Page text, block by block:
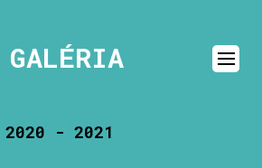
GALÉRIA
2020 - 2021